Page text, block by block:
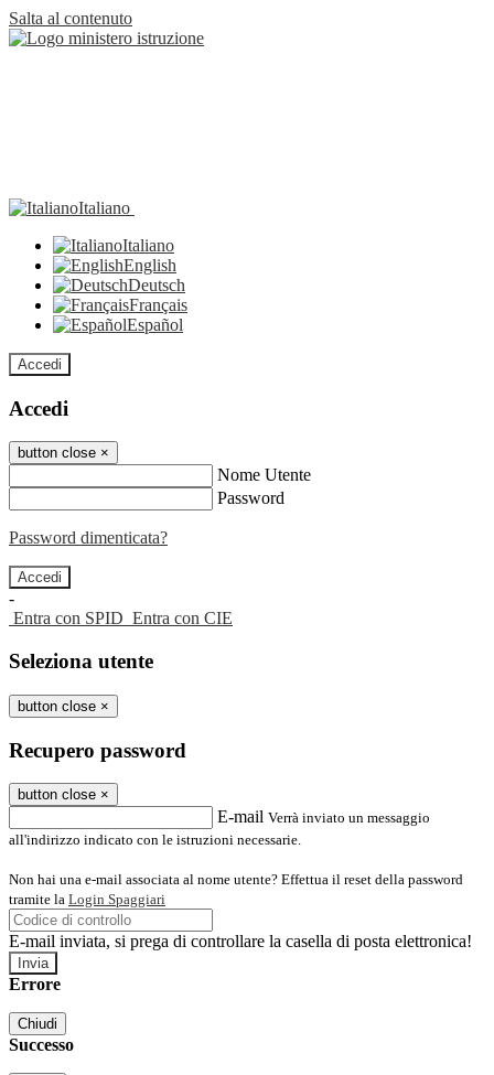
Salta al contenuto
Italiano
Italiano
English
Deutsch
Français
Español
Accedi
Accedi
button close ×
Nome Utente
Password
Password dimenticata?
-
Entra con SPID Entra con CIE
Seleziona utente
button close ×
Recupero password
button close ×
E-mail Verrà inviato un messaggio
all'indirizzo indicato con le istruzioni necessarie.
Non hai una e-mail associata al nome utente? Effettua il reset della password
tramite la Login Spaggiari
E-mail inviata, si prega di controllare la casella di posta elettronica!
Errore
Chiudi
Successo